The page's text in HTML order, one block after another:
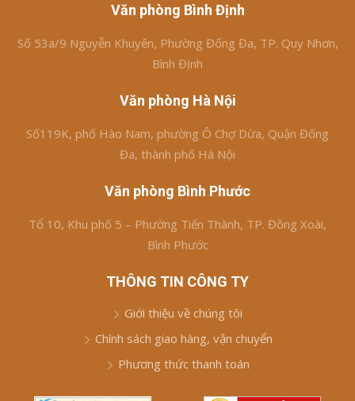
Văn phòng Bình Định
Số 53a/9 Nguyễn Khuyến, Phường Đống Đa, TP. Quy Nhơn,
Bình Định
Văn phòng Hà Nội
Số119K, phố Hào Nam, phường Ô Chợ Dừa, Quận Đống
Đa, thành phố Hà Nội
Văn phòng Bình Phước
Tổ 10, Khu phố 5 – Phường Tiến Thành, TP. Đồng Xoài,
Bình Phước
THÔNG TIN CÔNG TY
Giới thiệu về chúng tôi
Chính sách giao hàng, vận chuyển
Phương thức thanh toán